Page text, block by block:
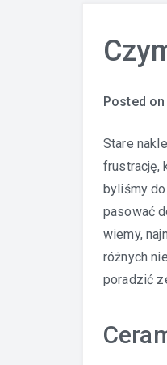
Posted on
Stare
frustrację,
byliśmy
pasować
wiemy,
różnych
poradzić